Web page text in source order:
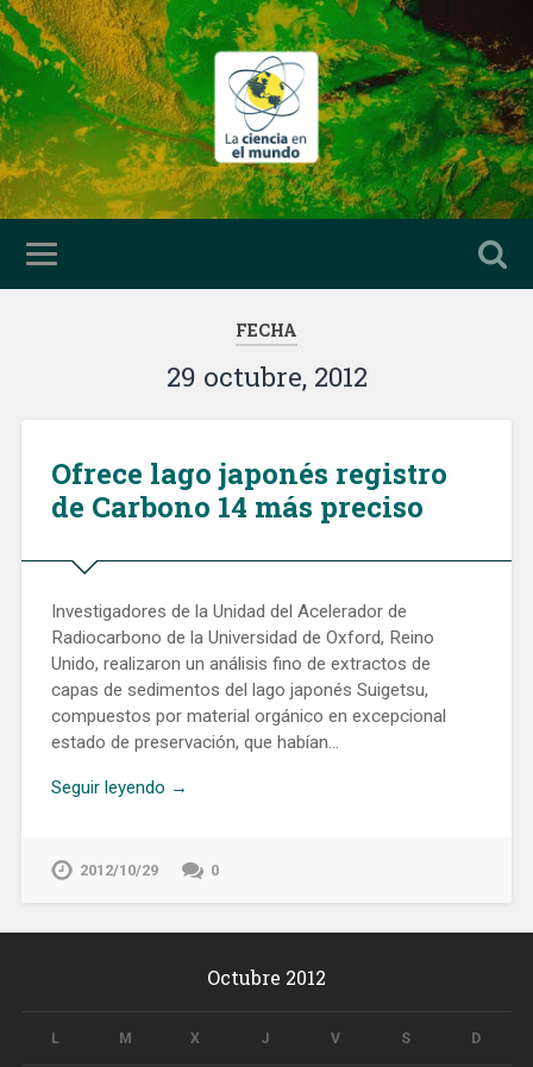
FECHA
29 octubre, 2012
Ofrece lago japonés registro
de Carbono 14 más preciso
Investigadores de la Unidad del Acelerador de
Radiocarbono de la Universidad de Oxford, Reino
Unido, realizaron un análisis fino de extractos de
capas de sedimentos del lago japonés Suigetsu,
compuestos por material orgánico en excepcional
estado de preservación, que habían…
Seguir leyendo →
2012/10/29 0
Octubre 2012
L M X J V S D